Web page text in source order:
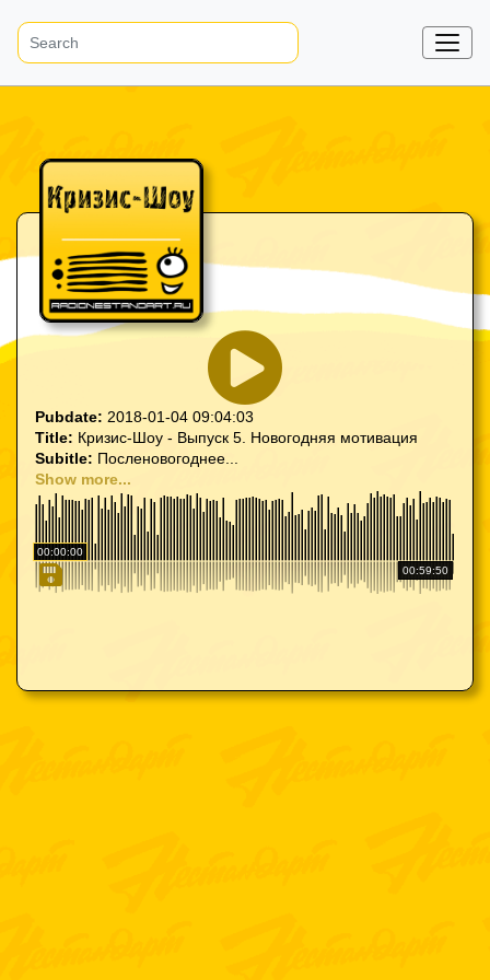
Pubdate: 2018-01-04 09:04:03
Title: Кризис-Шоу - Выпуск 5. Новогодняя мотивация
Subitle: Посленовогоднее...
Show more...
00:00:00
00:59:50